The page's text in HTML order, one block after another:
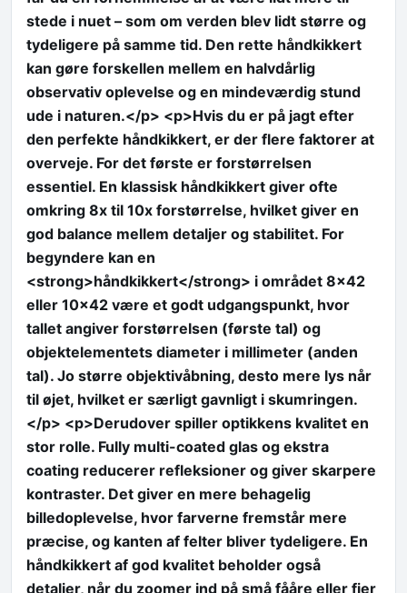
stede i nuet – som om verden blev lidt større og
tydeligere på samme tid. Den rette håndkikkert
kan gøre forskellen mellem en halvdårlig
observativ oplevelse og en mindeværdig stund
ude i naturen.</p> <p>Hvis du er på jagt efter
den perfekte håndkikkert, er der flere faktorer at
overveje. For det første er forstørrelsen
essentiel. En klassisk håndkikkert giver ofte
omkring 8x til 10x forstørrelse, hvilket giver en
god balance mellem detaljer og stabilitet. For
begyndere kan en
<strong>håndkikkert</strong> i området 8×42
eller 10×42 være et godt udgangspunkt, hvor
tallet angiver forstørrelsen (første tal) og
objektelementets diameter i millimeter (anden
tal). Jo større objektivåbning, desto mere lys når
til øjet, hvilket er særligt gavnligt i skumringen.
</p> <p>Derudover spiller optikkens kvalitet en
stor rolle. Fully multi-coated glas og ekstra
coating reducerer refleksioner og giver skarpere
kontraster. Det giver en mere behagelig
billedoplevelse, hvor farverne fremstår mere
præcise, og kanten af felter bliver tydeligere. En
håndkikkert af god kvalitet beholder også
detaljer, når du zoomer ind på små fååre eller fjer